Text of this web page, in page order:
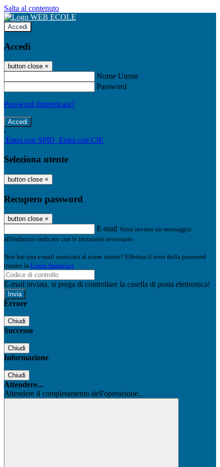
Salta al contenuto
Accedi
Accedi
button close ×
Nome Utente
Password
Password dimenticata?
-
Entra con SPID Entra con CIE
Seleziona utente
button close ×
Recupero password
button close ×
E-mail Verrà inviato un messaggio
all'indirizzo indicato con le istruzioni necessarie.
Non hai una e-mail associata al nome utente? Effettua il reset della password
tramite la Login Spaggiari
E-mail inviata, si prega di controllare la casella di posta elettronica!
Errore
Chiudi
Successo
Chiudi
Informazione
Chiudi
Attendere...
Attendere il completamento dell'operazione...